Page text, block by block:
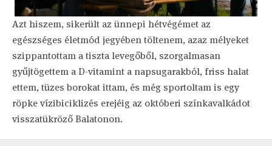
Azt hiszem, sikerült az ünnepi hétvégémet az
egészséges életmód jegyében töltenem, azaz mélyeket
szippantottam a tiszta levegőből, szorgalmasan
gyűjtögettem a D-vitamint a napsugarakból, friss halat
ettem, tüzes borokat ittam, és még sportoltam is egy
röpke vízibiciklizés erejéig az októberi színkavalkádot
visszatükröző Balatonon.